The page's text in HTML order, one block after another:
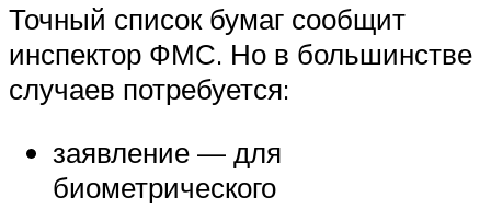
Точный список бумаг сообщит
инспектор ФМС. Но в большинстве
случаев потребуется:
заявление — для
биометрического